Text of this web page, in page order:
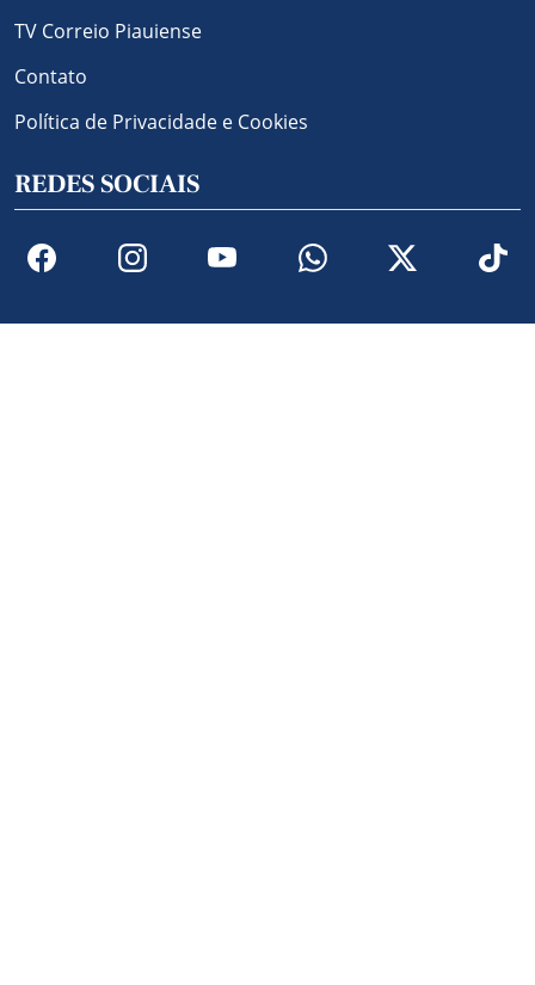
TV Correio Piauiense
Contato
Política de Privacidade e Cookies
REDES SOCIAIS